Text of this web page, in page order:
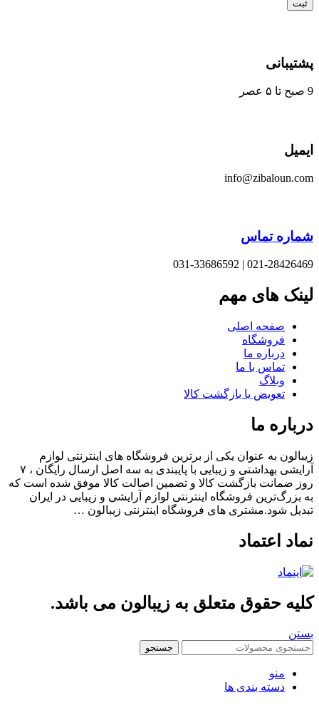
تماس
021-28426469 | 031-
های مهم
صفحه اصلی
فروشگاه
درباره ما
تماس با ما
وبلاگ
تعویض یا بازگشت کالا
ما
به عنوان یکی از برترین فروشگاه های اینترنتی لوازم
آرایشی بهداشتی و زیبایی با پایبندی به سه اصل ارسال رایگان ، ۷
ضمانت بازگشت کالا و تضمین اصالت کالا موفق شده است که
فروشگاه اینترنتی لوازم آرایشی و زیبایی در ایران
شود.مشتری های فروشگاه اینترنتی زیبالون …
اعتماد
حقوق متعلق به زیبالون می باشد.
جستجو
منو
دسته بندی ها